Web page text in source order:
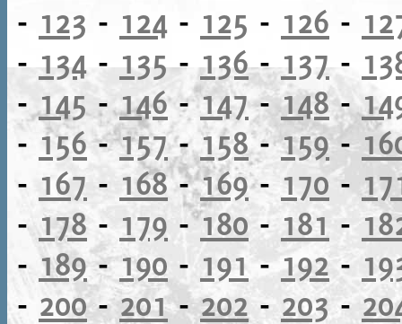
- 123 - 124 - 125 - 126 -
-134 - 135-136-137-
-145 -146-147-148-
- 156-157-158-159-
- 167 - 168-169- 170-
-178 -179 -180 - 181 -
- 189-190 - 191-192 -
- 200-201-202 - 203 -